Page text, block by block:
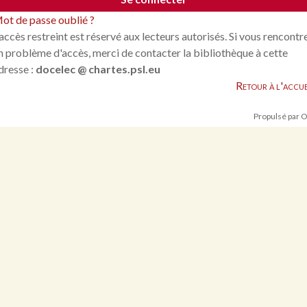
de passe oublié ?
restreint est réservé aux lecteurs autorisés. Si vous
problème d'accès, merci de contacter la bibliothèque à cette
: docelec @ chartes.psl.eu
Retour à
Propulsé par